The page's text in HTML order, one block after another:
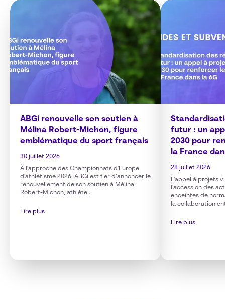
ABGi renouvelle son soutien à
Mélina Robert-Michon, figure
emblématique du sport français
30 juillet 2026
À l'approche des Championnats d'Europe
d'athlétisme 2026, ABGi est fier d’annoncer le
renouvellement de son soutien à Mélina
Robert-Michon, athlète...
Lire plus
futur : un
2030 pour
la France
28 juillet 2026
L'appel à projets
l'accession des
enceintes de
la collaboration
Lire plus